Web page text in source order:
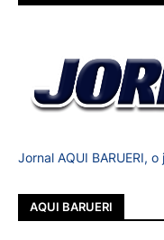
Jornal AQUI BARUERI,
AQUI BARUERI